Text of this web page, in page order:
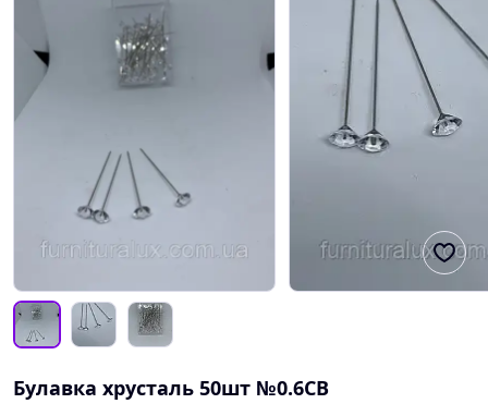
Булавка хрусталь 50шт №0.6СВ